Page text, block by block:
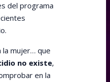
del programa
la mujer… que
no existe,
en la